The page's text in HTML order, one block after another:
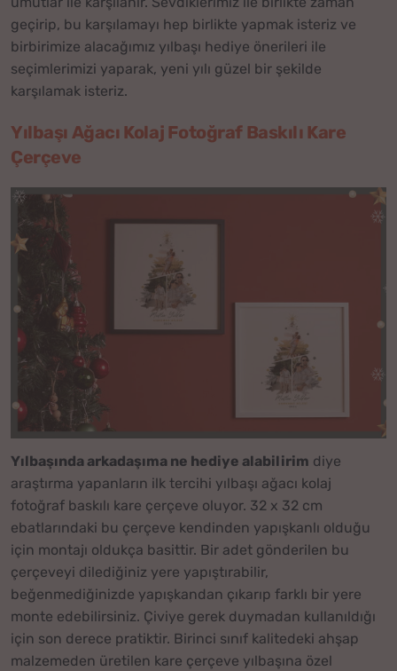
geçirip, bu karşılamayı hep birlikte yapmak isteriz ve
birbirimize alacağımız yılbaşı hediye önerileri ile
seçimlerimizi yaparak, yeni yılı güzel bir şekilde
karşılamak isteriz.
Yılbaşı Ağacı Kolaj Fotoğraf Baskılı Kare
Çerçeve
Yılbaşında arkadaşıma ne hediye alabilirim diye
araştırma yapanların ilk tercihi yılbaşı ağacı kolaj
fotoğraf baskılı kare çerçeve oluyor. 32 x 32 cm
ebatlarındaki bu çerçeve kendinden yapışkanlı olduğu
için montajı oldukça basittir. Bir adet gönderilen bu
çerçeveyi dilediğiniz yere yapıştırabilir,
beğenmediğinizde yapışkandan çıkarıp farklı bir yere
monte edebilirsiniz. Çiviye gerek duymadan kullanıldığı
için son derece pratiktir. Birinci sınıf kalitedeki ahşap
malzemeden üretilen kare çerçeve yılbaşına özel